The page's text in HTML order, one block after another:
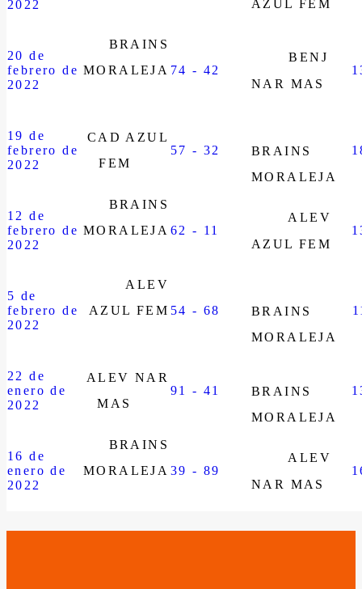
2022 AZUL FEM
20 de
febrero de
2022
BRAINS
MORALEJA 74 - 42
BENJ
NAR MAS
19 de
febrero de
2022
CAD AZUL
FEM
57 - 32
BRAINS
MORALEJA
12 de
febrero de
2022
BRAINS
MORALEJA 62 - 11
ALEV
AZUL FEM
5 de
febrero de
2022
ALEV
AZUL FEM 54 - 68
BRAINS
MORALEJA
22 de
enero de
2022
ALEV NAR
MAS
91 - 41
BRAINS
MORALEJA
16 de
enero de
2022
BRAINS
MORALEJA 39 - 89
ALEV
NAR MAS